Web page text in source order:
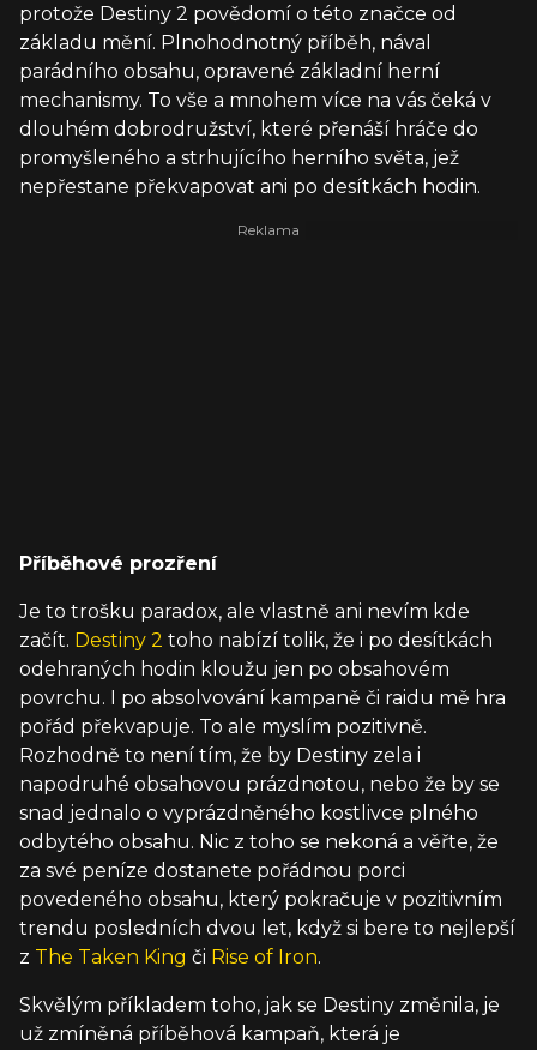
protože Destiny 2 povědomí o této značce od
základu mění. Plnohodnotný příběh, nával
parádního obsahu, opravené základní herní
mechanismy. To vše a mnohem více na vás čeká v
dlouhém dobrodružství, které přenáší hráče do
promyšleného a strhujícího herního světa, jež
nepřestane překvapovat ani po desítkách hodin.
Příběhové prozření
Je to trošku paradox, ale vlastně ani nevím kde
začít. Destiny 2 toho nabízí tolik, že i po desítkách
odehraných hodin kloužu jen po obsahovém
povrchu. I po absolvování kampaně či raidu mě hra
pořád překvapuje. To ale myslím pozitivně.
Rozhodně to není tím, že by Destiny zela i
napodruhé obsahovou prázdnotou, nebo že by se
snad jednalo o vyprázdněného kostlivce plného
odbytého obsahu. Nic z toho se nekoná a věřte, že
za své peníze dostanete pořádnou porci
povedeného obsahu, který pokračuje v pozitivním
trendu posledních dvou let, když si bere to nejlepší
z The Taken King či Rise of Iron.
Skvělým příkladem toho, jak se Destiny změnila, je
už zmíněná příběhová kampaň, která je